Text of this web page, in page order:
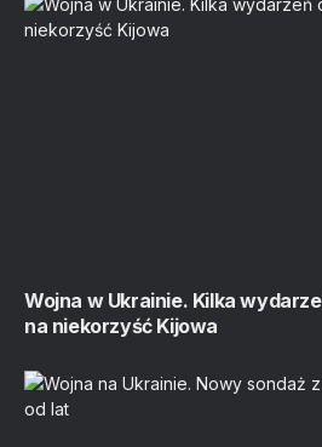
Wojna w Ukrainie. Kilka
na niekorzyść Kijowa